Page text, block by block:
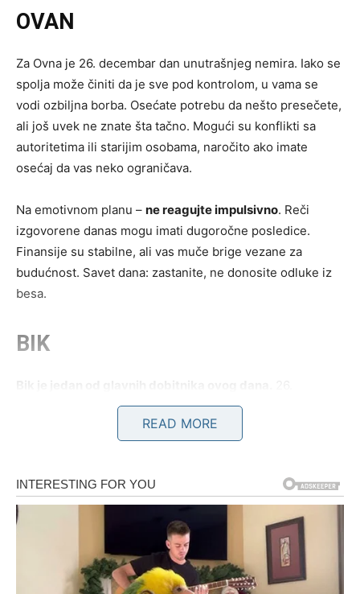
OVAN
Za Ovna je 26. decembar dan unutrašnjeg nemira. Iako se
spolja može činiti da je sve pod kontrolom, u vama se
vodi ozbiljna borba. Osećate potrebu da nešto presečete,
ali još uvek ne znate šta tačno. Mogući su konflikti sa
autoritetima ili starijim osobama, naročito ako imate
osećaj da vas neko ograničava.
Na emotivnom planu – ne reagujte impulsivno. Reči
izgovorene danas mogu imati dugoročne posledice.
Finansije su stabilne, ali vas muče brige vezane za
budućnost. Savet dana: zastanite, ne donosite odluke iz
besa.
BIK
decembar vam otvara oči kada je novac u pitanju. Ideja
koja vam dolazi može delovati neobično ili čak rizično, ali
što ste ranije odbacivali.
Na emotivnom planu osećate sigurnost i stabilnost. Ako
ste u vezi – partner vas podržava više nego što mislite.
Slobodni Bikovi mogu započeti zanimljivu komunikaciju
READ MORE